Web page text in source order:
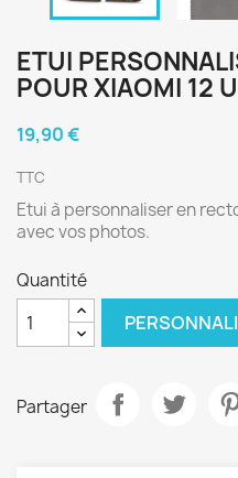
ETUI
POUR XIAOMI 12
19,90 €
TTC
Etui à personnaliser en
avec vos photos.
Quantité
Partager